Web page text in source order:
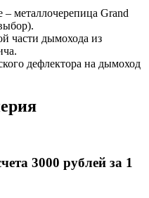
металлочерепица Grand
части дымохода из
дефлектора на дымоход
3000 рублей за 1